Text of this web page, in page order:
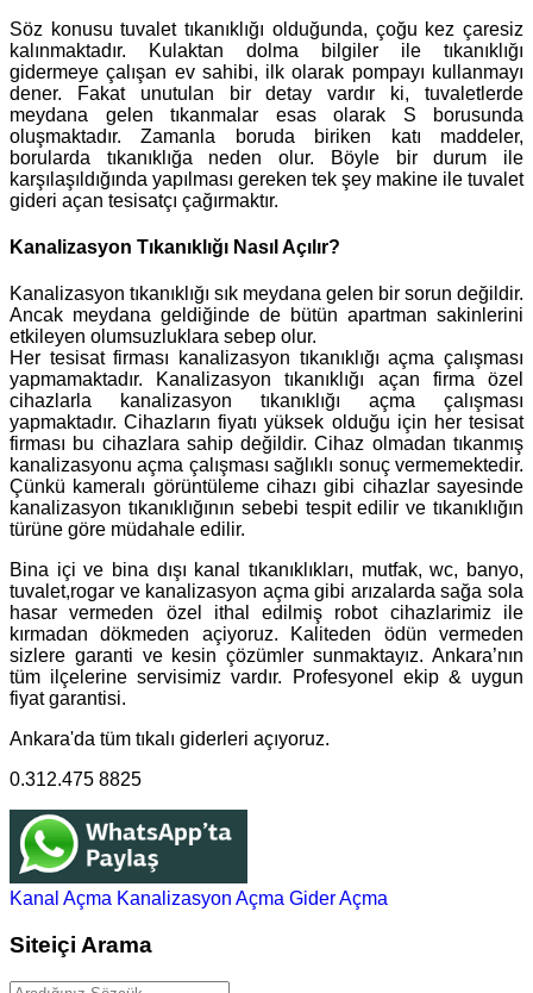
Söz konusu tuvalet tıkanıklığı olduğunda, çoğu kez çaresiz
kalınmaktadır. Kulaktan dolma bilgiler ile tıkanıklığı
gidermeye çalışan ev sahibi, ilk olarak pompayı kullanmayı
dener. Fakat unutulan bir detay vardır ki, tuvaletlerde
meydana gelen tıkanmalar esas olarak S borusunda
oluşmaktadır. Zamanla boruda biriken katı maddeler,
borularda tıkanıklığa neden olur. Böyle bir durum ile
karşılaşıldığında yapılması gereken tek şey makine ile tuvalet
gideri açan tesisatçı çağırmaktır.
Kanalizasyon Tıkanıklığı Nasıl Açılır?
Kanalizasyon tıkanıklığı sık meydana gelen bir sorun değildir.
Ancak meydana geldiğinde de bütün apartman sakinlerini
etkileyen olumsuzluklara sebep olur.
Her tesisat firması kanalizasyon tıkanıklığı açma çalışması
yapmamaktadır. Kanalizasyon tıkanıklığı açan firma özel
cihazlarla kanalizasyon tıkanıklığı açma çalışması
yapmaktadır. Cihazların fiyatı yüksek olduğu için her tesisat
firması bu cihazlara sahip değildir. Cihaz olmadan tıkanmış
kanalizasyonu açma çalışması sağlıklı sonuç vermemektedir.
Çünkü kameralı görüntüleme cihazı gibi cihazlar sayesinde
kanalizasyon tıkanıklığının sebebi tespit edilir ve tıkanıklığın
türüne göre müdahale edilir.
Bina içi ve bina dışı kanal tıkanıklıkları, mutfak, wc, banyo,
tuvalet,rogar ve kanalizasyon açma gibi arızalarda sağa sola
hasar vermeden özel ithal edilmiş robot cihazlarimiz ile
kırmadan dökmeden açiyoruz. Kaliteden ödün vermeden
sizlere garanti ve kesin çözümler sunmaktayız. Ankara’nın
tüm ilçelerine servisimiz vardır. Profesyonel ekip & uygun
fiyat garantisi.
Ankara'da tüm tıkalı giderleri açıyoruz.
0.312.475 8825
Kanal Açma Kanalizasyon Açma Gider Açma
Siteiçi Arama